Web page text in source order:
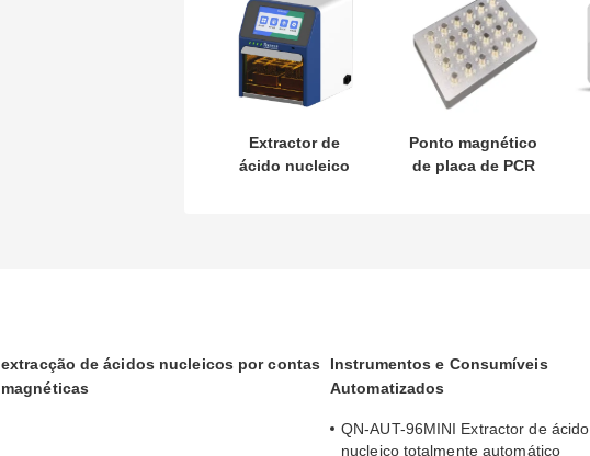
Extractor de
ácido nucleico
Ponto magnético
de placa de PCR
extracção de ácidos nucleicos por contas
magnéticas
Instrumentos e Consumíveis
Automatizados
QN-AUT-96MINI Extractor de ácido
nucleico totalmente automático